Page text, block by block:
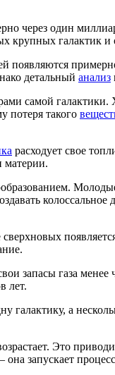
через один
крупных галактик
появляются
детальный анализ
самой
потеря такого
расходует свое
запасы газа
лет.
галактику, а
Это
запускает